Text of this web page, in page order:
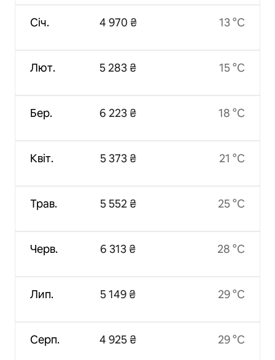
Січ.
Лют.
Бер.
Квіт.
Трав.
Черв.
Лип.
Серп.
4 970 ₴
5 283 ₴
6 223 ₴
5 373 ₴
5 552 ₴
6 313 ₴
5 149 ₴
4 925 ₴
13 °C
15 °C
18 °C
21 °C
25 °C
28 °C
29 °C
29 °C